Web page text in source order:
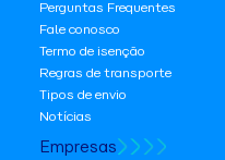
Perguntas Frequentes
Fale conosco
Termo de isenção
Regras de transporte
Tipos de envio
Notícias
Empresas